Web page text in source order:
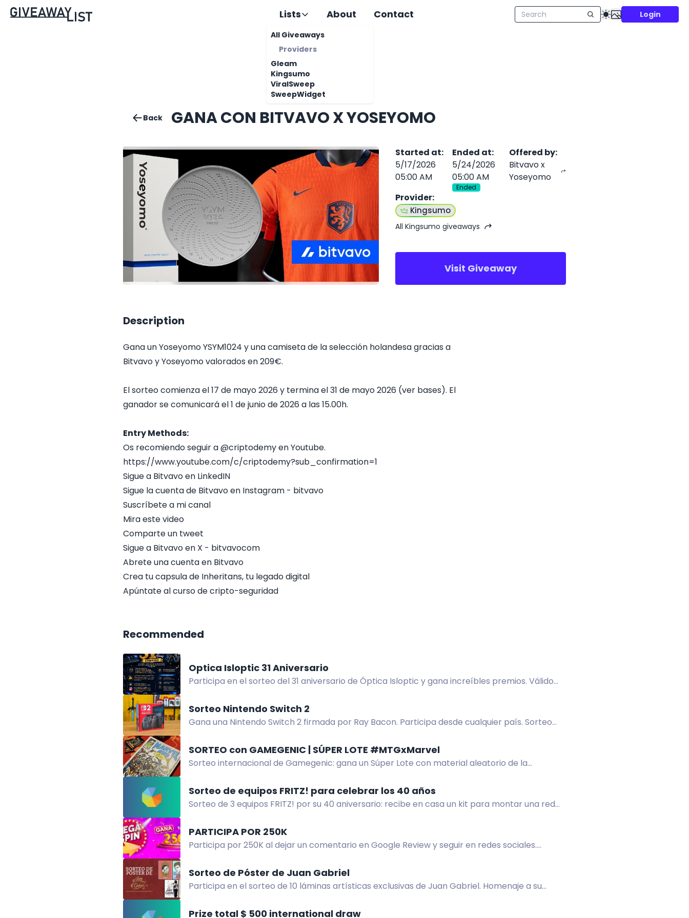
Lists
All Giveaways
Providers
Gleam
Kingsumo
ViralSweep
SweepWidget
About Contact Login
Back GANA CON BITVAVO X YOSEYOMO
Started at:
5/17/2026
05:00 AM
Ended at:
5/24/2026
05:00 AM
Ended
Offered by:
Bitvavo x
Yoseyomo
Provider:
Kingsumo
All Kingsumo giveaways
Visit Giveaway
Description
Gana un Yoseyomo YSYM1024 y una camiseta de la selección holandesa gracias a
Bitvavo y Yoseyomo valorados en 209€.
El sorteo comienza el 17 de mayo 2026 y termina el 31 de mayo 2026 (ver bases). El
ganador se comunicará el 1 de junio de 2026 a las 15.00h.
Entry Methods:
Os recomiendo seguir a @criptodemy en Youtube.
https://www.youtube.com/c/criptodemy?sub_confirmation=1
Sigue a Bitvavo en LinkedIN
Sigue la cuenta de Bitvavo en Instagram - bitvavo
Suscríbete a mi canal
Mira este video
Comparte un tweet
Sigue a Bitvavo en X - bitvavocom
Abrete una cuenta en Bitvavo
Crea tu capsula de Inheritans, tu legado digital
Apúntate al curso de cripto-seguridad
Recommended
Optica Isloptic 31 Aniversario
Participa en el sorteo del 31 aniversario de Óptica Isloptic y gana increíbles premios. Válido
Sorteo Nintendo Switch 2
Gana una Nintendo Switch 2 firmada por Ray Bacon. Participa desde cualquier país. Sorteo
SORTEO con GAMEGENIC | SÚPER LOTE #MTGxMarvel
Sorteo internacional de Gamegenic: gana un Súper Lote con material aleatorio de la
Sorteo de equipos FRITZ! para celebrar los 40 años
Sorteo de 3 equipos FRITZ! por su 40 aniversario: recibe en casa un kit para montar una red
PARTICIPA POR 250K
Participa por 250K al dejar un comentario en Google Review y seguir en redes sociales.
Sorteo de Póster de Juan Gabriel
Participa en el sorteo de 10 láminas artísticas exclusivas de Juan Gabriel. Homenaje a su
Prize total $ 500 international draw